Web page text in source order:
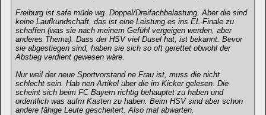
Freiburg ist safe müde wg. Doppel/Dreifachbelastung. Aber die sind
keine Laufkundschaft, das ist eine Leistung es ins EL-Finale zu
schaffen (was sie nach meinem Gefühl vergeigen werden, aber
anderes Thema). Dass der HSV viel Dusel hat, ist bekannt. Bevor
sie abgestiegen sind, haben sie sich so oft gerettet obwohl der
Abstieg verdient gewesen wäre.
Nur weil der neue Sportvorstand ne Frau ist, muss die nicht
schlecht sein. Hab nen Artikel über die im Kicker gelesen. Die
scheint sich beim FC Bayern richtig behauptet zu haben und
ordentlich was aufm Kasten zu haben. Beim HSV sind aber schon
andere fähige Leute gescheitert. Also mal abwarten.